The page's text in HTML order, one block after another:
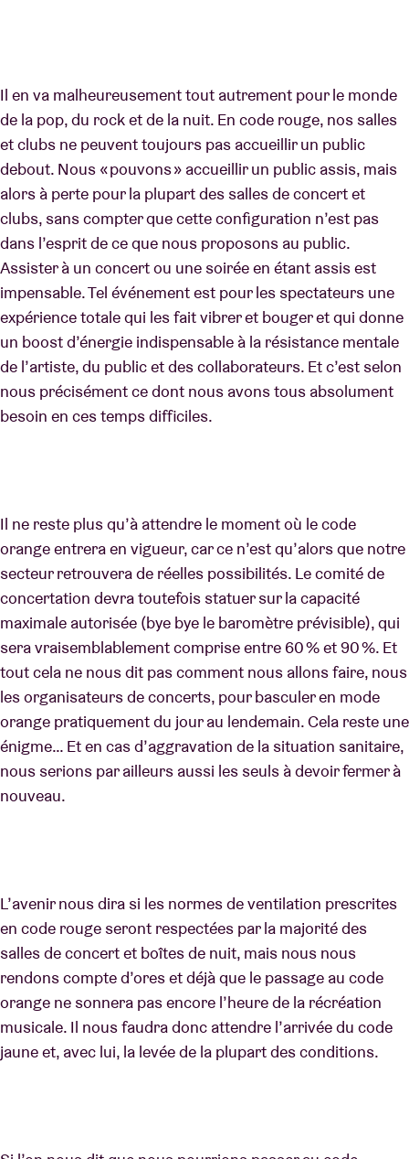
Il en va malheureusement tout autrement pour le monde
de la pop, du rock et de la nuit. En code rouge, nos salles
et clubs ne peuvent toujours pas accueillir un public
debout. Nous « pouvons » accueillir un public assis, mais
alors à perte pour la plupart des salles de concert et
clubs, sans compter que cette configuration n’est pas
dans l’esprit de ce que nous proposons au public.
Assister à un concert ou une soirée en étant assis est
impensable. Tel événement est pour les spectateurs une
expérience totale qui les fait vibrer et bouger et qui donne
un boost d’énergie indispensable à la résistance mentale
de l’artiste, du public et des collaborateurs. Et c’est selon
nous précisément ce dont nous avons tous absolument
besoin en ces temps difficiles.
Il ne reste plus qu’à attendre le moment où le code
orange entrera en vigueur, car ce n’est qu’alors que notre
secteur retrouvera de réelles possibilités. Le comité de
concertation devra toutefois statuer sur la capacité
maximale autorisée (bye bye le baromètre prévisible), qui
sera vraisemblablement comprise entre 60 % et 90 %. Et
tout cela ne nous dit pas comment nous allons faire, nous
les organisateurs de concerts, pour basculer en mode
orange pratiquement du jour au lendemain. Cela reste une
énigme… Et en cas d’aggravation de la situation sanitaire,
nous serions par ailleurs aussi les seuls à devoir fermer à
nouveau.
L’avenir nous dira si les normes de ventilation prescrites
en code rouge seront respectées par la majorité des
salles de concert et boîtes de nuit, mais nous nous
rendons compte d’ores et déjà que le passage au code
orange ne sonnera pas encore l’heure de la récréation
musicale. Il nous faudra donc attendre l’arrivée du code
jaune et, avec lui, la levée de la plupart des conditions.